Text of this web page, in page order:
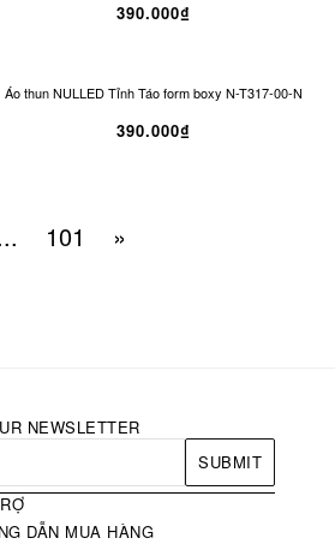
390.000₫
Áo thun NULLED Tỉnh Táo form boxy N-T317-00-N
390.000₫
101 »
NEWSLETTER
SUBMIT
DẪN MUA HÀNG